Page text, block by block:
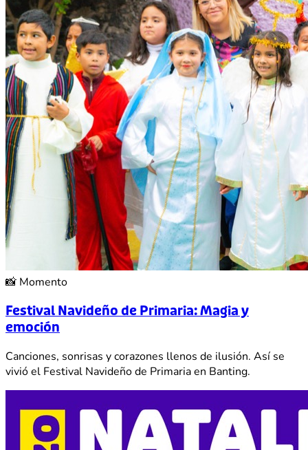
📸 Momento
Festival Navideño de Primaria: Magia y
emoción
Canciones, sonrisas y corazones llenos de ilusión. Así se
vivió el Festival Navideño de Primaria en Banting.